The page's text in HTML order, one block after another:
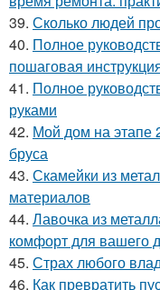
39. Сколько людей
40. Полное
пошаговая
41. Полное
руками
42. Мой дом на этапе
бруса
43. Скамейки из
материалов
44. Лавочка из
комфорт для вашего
45. Страх любого
46. Как превратить